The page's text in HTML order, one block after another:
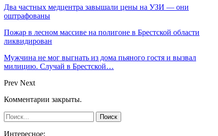
Два частных медцентра завышали цены на УЗИ — они
оштрафованы
Пожар в лесном массиве на полигоне в Брестской области
ликвидирован
Мужчина не мог выгнать из дома пьяного гостя и вызвал
милицию. Случай в Брестской…
Prev Next
Комментарии закрыты.
Интересное: